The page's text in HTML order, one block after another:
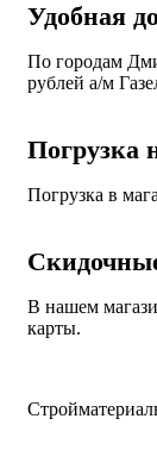
Удобная
По городам
рублей а/м
Погрузка
Погрузка в
В нашем
карты.